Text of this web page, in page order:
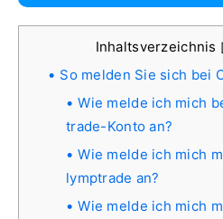
Inhaltsverzeichnis
So melden Sie sich bei
Wie melde ich mich
trade-Konto an?
Wie melde ich mich
lymptrade an?
Wie melde ich mich